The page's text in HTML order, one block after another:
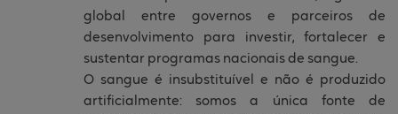
global entre governos e parceiros de
desenvolvimento para investir, fortalecer e
sustentar programas nacionais de sangue.
O sangue é insubstituível e não é produzido
artificialmente: somos a única fonte de